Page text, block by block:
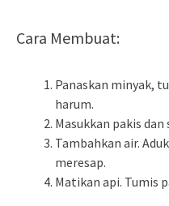
Cara Membuat:
Panaskan minyak,
harum.
Masukkan pakis dan
Tambahkan air.
meresap.
Matikan api. Tumis